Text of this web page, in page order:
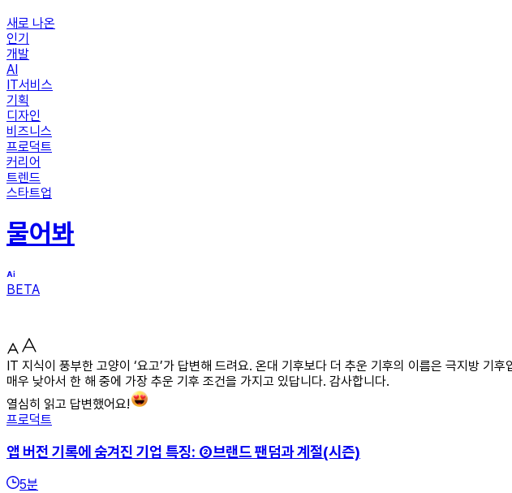
새로 나온
인기
개발
AI
IT서비스
기획
디자인
비즈니스
프로덕트
커리어
트렌드
스타트업
물어봐
BETA
IT 지식이 풍부한 고양이 ‘요고’가 답변해 드려요. 온대 기후보다 더 추운 기후의 이름은 극지방 기
매우 낮아서 한 해 중에 가장 추운 기후 조건을 가지고 있답니다. 감사합니다.
열심히 읽고 답변했어요!
프로덕트
앱 버전 기록에 숨겨진 기업 특징: ②브랜드 팬덤과 계절(시즌)
5분